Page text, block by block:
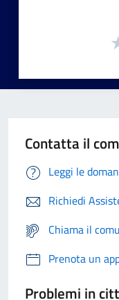
Contatta il
Leggi le
Richiedi
Chiama il
Prenota un
Problemi in